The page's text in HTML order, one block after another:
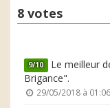
8 votes
9/10 Le meilleur
Brigance".
29/05/2018 à 01:06